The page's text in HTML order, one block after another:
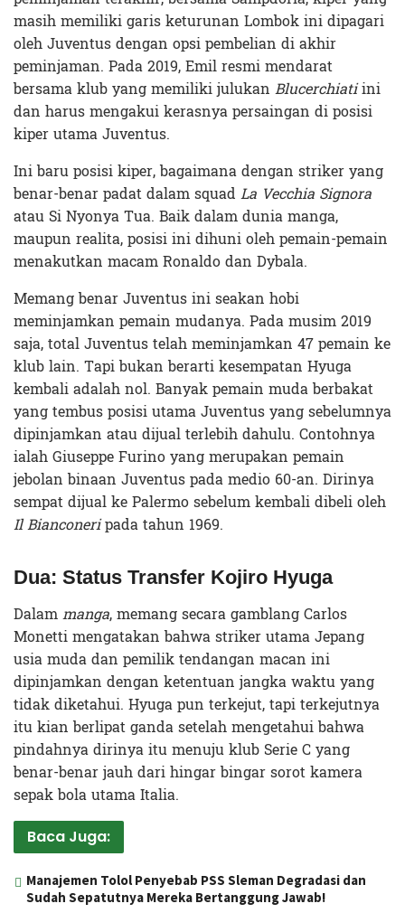
masih memiliki garis keturunan Lombok ini dipagari
oleh Juventus dengan opsi pembelian di akhir
peminjaman. Pada 2019, Emil resmi mendarat
bersama klub yang memiliki julukan Blucerchiatiini
dan harus mengakui kerasnya persaingan di posisi
kiper utama Juventus.
Ini baru posisi kiper, bagaimana dengan striker yang
benar-benar padat dalam squad La Vecchia Signora
atau Si Nyonya Tua. Baik dalam dunia manga,
maupun realita, posisi ini dihuni oleh pemain-pemain
menakutkan macam Ronaldo dan Dybala.
Memang benar Juventus ini seakan hobi
meminjamkan pemain mudanya. Pada musim 2019
saja, total Juventus telah meminjamkan 47 pemain ke
klub lain. Tapi bukan berarti kesempatan Hyuga
kembali adalah nol. Banyak pemain muda berbakat
yang tembus posisi utama Juventus yang sebelumnya
dipinjamkan atau dijual terlebih dahulu. Contohnya
ialah Giuseppe Furino yang merupakan pemain
jebolan binaan Juventus pada medio 60-an. Dirinya
sempat dijual ke Palermo sebelum kembali dibeli oleh
Il Bianconeripada tahun 1969.
Dua: Status Transfer Kojiro Hyuga
Dalammanga, memang secara gamblang Carlos
Monetti mengatakan bahwa striker utama Jepang
usia muda dan pemilik tendangan macan ini
dipinjamkan dengan ketentuan jangka waktu yang
tidak diketahui. Hyuga pun terkejut, tapi terkejutnya
itu kian berlipat ganda setelah mengetahui bahwa
pindahnya dirinya itu menuju klub Serie C yang
benar-benar jauh dari hingar bingar sorot kamera
sepak bola utama Italia.
Baca Juga:
Manajemen Tolol Penyebab PSS Sleman Degradasi dan
Sudah Sepatutnya Mereka Bertanggung Jawab!